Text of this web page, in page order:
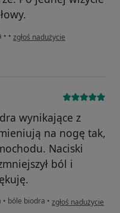
• • w opinii użytkownika Ewa
zgłoś nadużycie
wynikające z
na nogę tak,
Naciski
ból i
• bóle biodra • w opinii
zgłoś nadużycie